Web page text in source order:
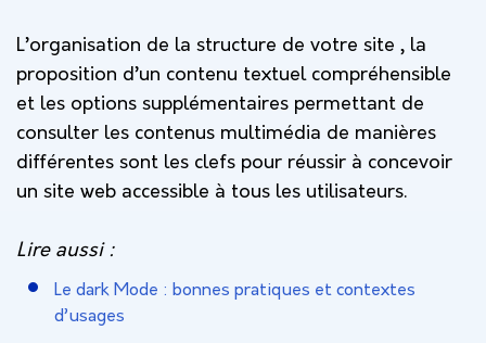
L’organisation de la structure de votre site , la
proposition d’un contenu textuel compréhensible
et les options supplémentaires permettant de
consulter les contenus multimédia de manières
différentes sont les clefs pour réussir à concevoir
un site web accessible à tous les utilisateurs.
Lire aussi :
Le dark Mode : bonnes pratiques et contextes
d’usages